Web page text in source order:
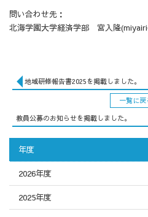
問い合わせ先：
北海学園大学経済学部 宮入隆
地域研修報告書2025を掲載しました。
一覧に戻
教員公募のお知らせを掲載しました。
年度
2026年度
2025年度